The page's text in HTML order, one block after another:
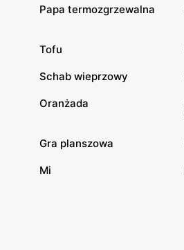
Papa termozgrzewalna
Tofu
Schab wieprzowy
Oranżada
Gra planszowa
Mi